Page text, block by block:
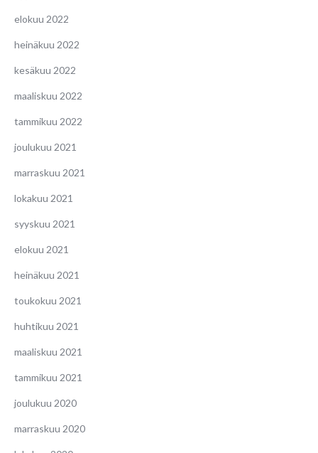
elokuu 2022
heinäkuu 2022
kesäkuu 2022
maaliskuu 2022
tammikuu 2022
joulukuu 2021
marraskuu 2021
lokakuu 2021
syyskuu 2021
elokuu 2021
heinäkuu 2021
toukokuu 2021
huhtikuu 2021
maaliskuu 2021
tammikuu 2021
joulukuu 2020
marraskuu 2020